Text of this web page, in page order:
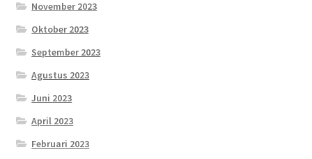
November 2023
Oktober 2023
September 2023
Agustus 2023
Juni 2023
April 2023
Februari 2023